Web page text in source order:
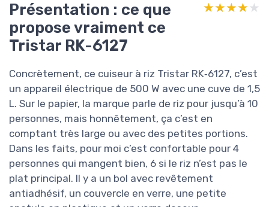
Présentation : ce que
propose vraiment ce
Tristar RK-6127
★★★★★
★★★★★
Concrètement, ce cuiseur à riz Tristar RK‑6127, c’est
un appareil électrique de 500 W avec une cuve de 1,5
L. Sur le papier, la marque parle de riz pour jusqu’à 10
personnes, mais honnêtement, ça c’est en
comptant très large ou avec des petites portions.
Dans les faits, pour moi c’est confortable pour 4
personnes qui mangent bien, 6 si le riz n’est pas le
plat principal. Il y a un bol avec revêtement
antiadhésif, un couvercle en verre, une petite